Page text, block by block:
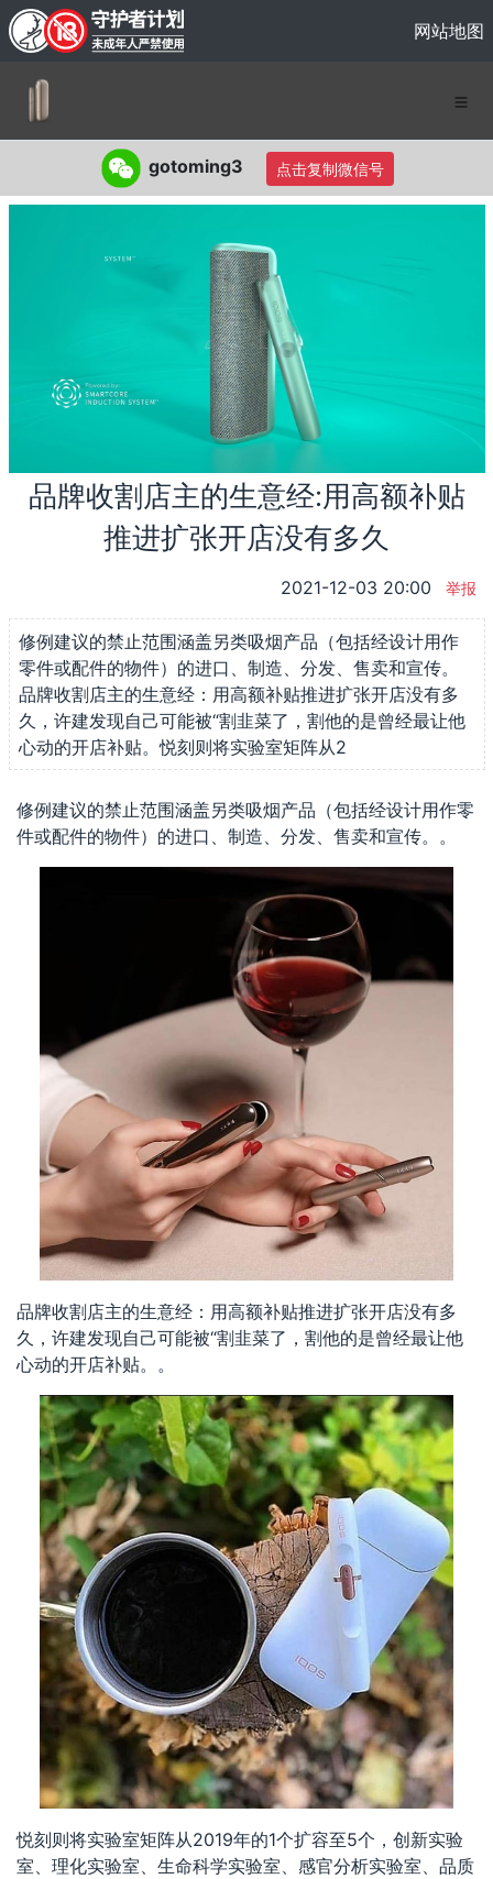
网站地图
品牌收割店主的生意经:用高额补贴
推进扩张开店没有多久
2021-12-03 20:00 举报
修例建议的禁止范围涵盖另类吸烟产品（包括经设计用作
零件或配件的物件）的进口、制造、分发、售卖和宣传。
品牌收割店主的生意经：用高额补贴推进扩张开店没有多
久，许建发现自己可能被“割韭菜了，割他的是曾经最让他
心动的开店补贴。悦刻则将实验室矩阵从2
修例建议的禁止范围涵盖另类吸烟产品（包括经设计用作零
件或配件的物件）的进口、制造、分发、售卖和宣传。。
品牌收割店主的生意经：用高额补贴推进扩张开店没有多
久，许建发现自己可能被“割韭菜了，割他的是曾经最让他
心动的开店补贴。。
悦刻则将实验室矩阵从2019年的1个扩容至5个，创新实验
室、理化实验室、生命科学实验室、感官分析实验室、品质
gotoming3 点击复制微信号